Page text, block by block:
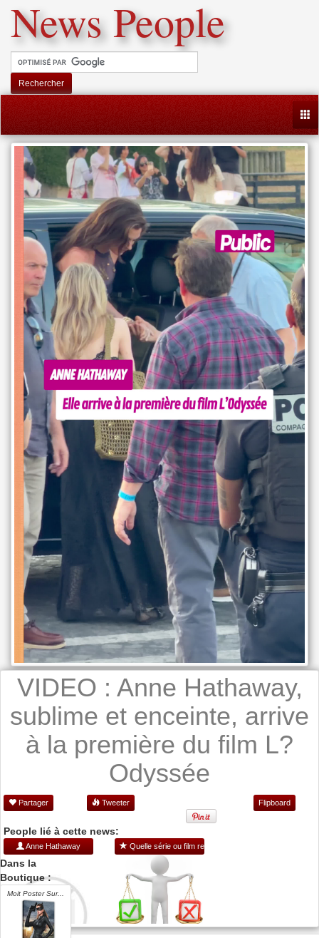
News People
Rechercher
VIDEO : Anne Hathaway,
sublime et enceinte, arrive
à la première du film L?
Odyssée
Partager Tweeter Flipboard
People lié à cette news:
Anne Hathaway Quelle série ou film regarder ?
Dans la
Boutique :
Moit Poster Sur...